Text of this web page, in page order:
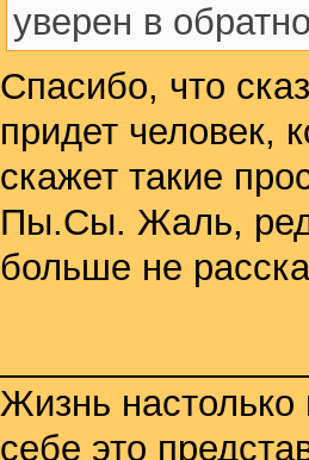
уверен в
Спасибо, что
придет человек,
скажет такие
Пы.Сы. Жаль,
больше не
Жизнь
себе это